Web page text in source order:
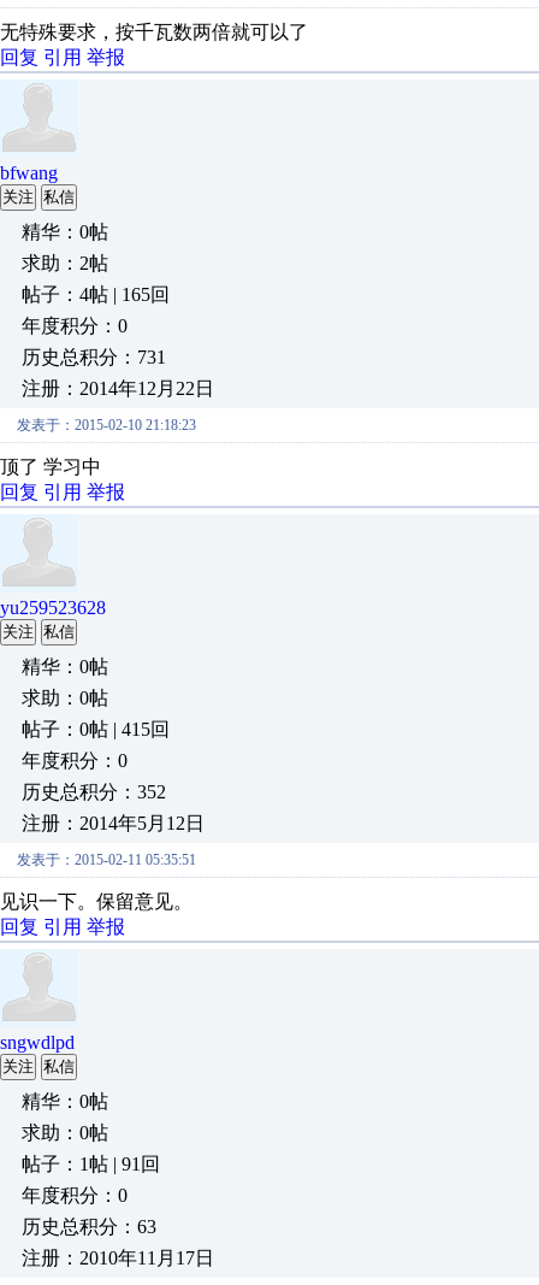
无特殊要求，按千瓦数两倍就可以了
回复 引用 举报
bfwang
关注 私信
精华：0帖
求助：2帖
帖子：4帖 | 165回
年度积分：0
历史总积分：731
注册：2014年12月22日
发表于：2015-02-10 21:18:23
顶了 学习中
回复 引用 举报
yu259523628
关注 私信
精华：0帖
求助：0帖
帖子：0帖 | 415回
年度积分：0
历史总积分：352
注册：2014年5月12日
发表于：2015-02-11 05:35:51
见识一下。保留意见。
回复 引用 举报
sngwdlpd
关注 私信
精华：0帖
求助：0帖
帖子：1帖 | 91回
年度积分：0
历史总积分：63
注册：2010年11月17日